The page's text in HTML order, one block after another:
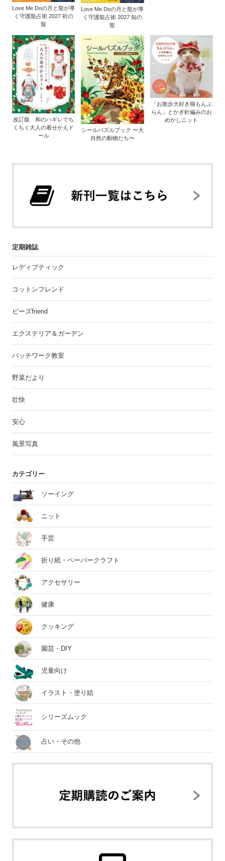
Love Me Doの月と龍が導
く守護龍占術 2027 祈の
龍
Love Me Doの月と龍が導
く守護龍占術 2027 知の
龍
改訂版 和のハギレでち
くちく大人の着せかえド
ール
シールパズルブック 〜大
自然の動物たち〜
「お散歩大好き猫もんぶ
らん」とかぎ針編みのお
めかしニット
定期雑誌
レディブティック
コットンフレンド
ビーズfriend
エクステリア＆ガーデン
パッチワーク教室
野菜だより
壮快
安心
風景写真
カテゴリー
ソーイング
ニット
手芸
折り紙・ペーパークラフト
アクセサリー
健康
クッキング
園芸・DIY
児童向け
イラスト・塗り絵
シリーズムック
占い・その他